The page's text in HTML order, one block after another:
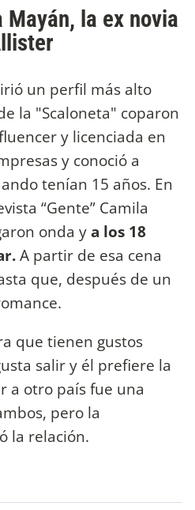
Mayán, la ex novia
un perfil más alto
la "Scaloneta" coparon
y licenciada en
y conoció a
tenían 15 años. En
“Gente” Camila
onda ya los 18
A partir de esa cena
que, después de un
que tienen gustos
salir y él prefiere la
a otro país fue una
pero la
la relación.